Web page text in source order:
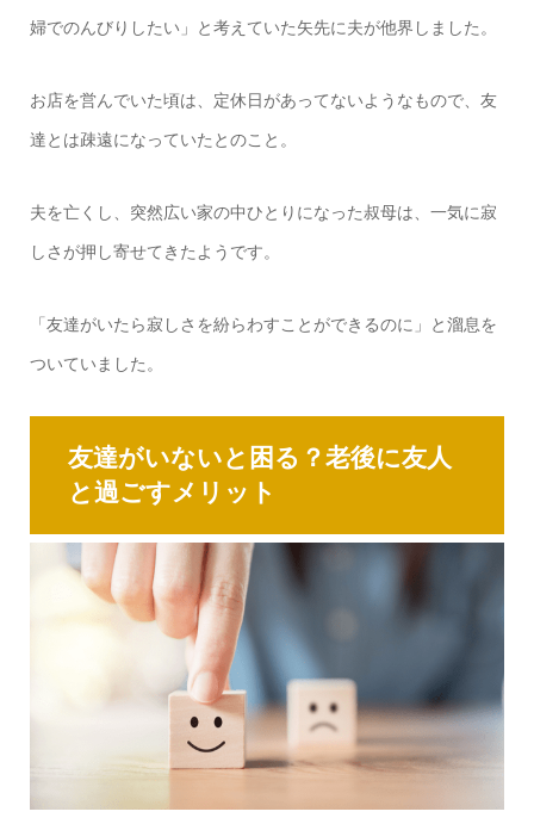
婦でのんびりしたい」と考えていた矢先に夫が他界しました。
お店を営んでいた頃は、定休日があってないようなもので、友
達とは疎遠になっていたとのこと。
夫を亡くし、突然広い家の中ひとりになった叔母は、一気に寂
しさが押し寄せてきたようです。
「友達がいたら寂しさを紛らわすことができるのに」と溜息を
ついていました。
友達がいないと困る？老後に友人
と過ごすメリット